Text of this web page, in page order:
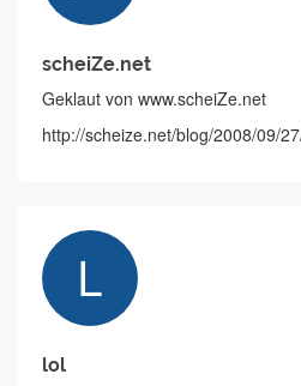
scheiZe.net
Geklaut von www.scheiZe.net
http://scheize.net/blog/2008/09/
lol